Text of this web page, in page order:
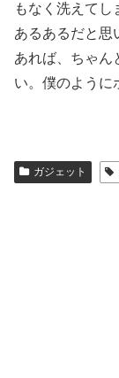
もなく洗えてし
あるあるだと思
あれば、ちゃん
い。僕のように
ガジェット